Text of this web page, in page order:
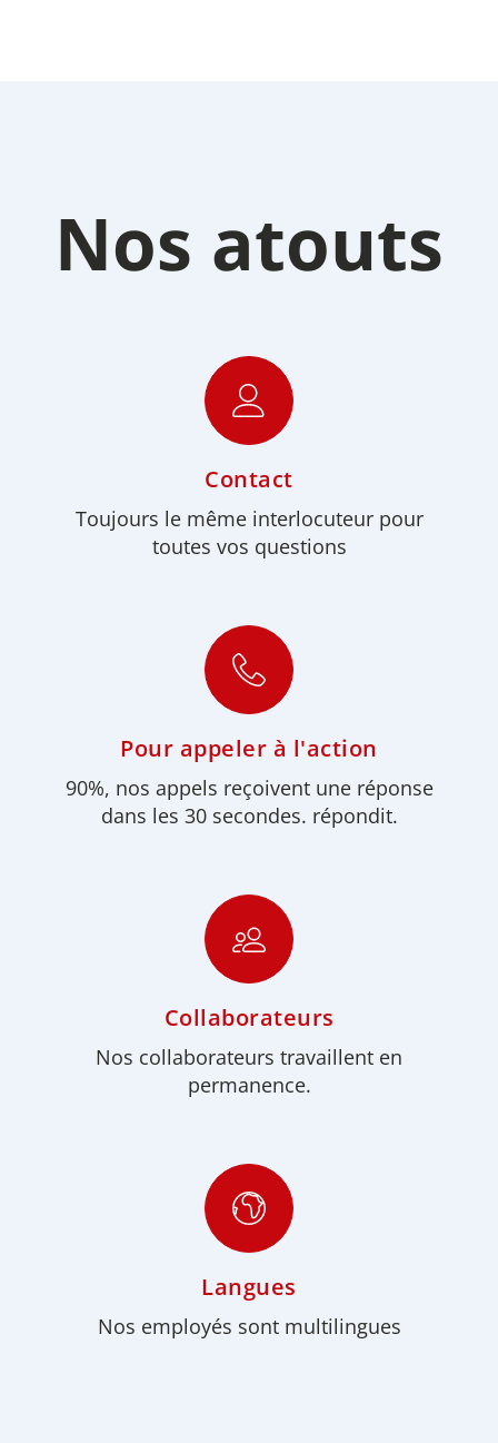
Nos atouts
Contact
Toujours le même interlocuteur pour
toutes vos questions
Pour appeler à l'action
90%, nos appels reçoivent une réponse
dans les 30 secondes. répondit.
Collaborateurs
Nos collaborateurs travaillent en
permanence.
Langues
Nos employés sont multilingues